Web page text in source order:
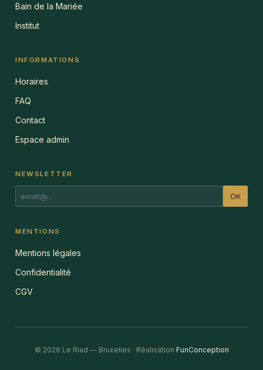
Bain de la Mariée
Institut
INFORMATIONS
Horaires
FAQ
Contact
Espace admin
NEWSLETTER
OK
MENTIONS
Mentions légales
Confidentialité
CGV
© 2026 Le Riad — Bruxelles · Réalisation FunConception